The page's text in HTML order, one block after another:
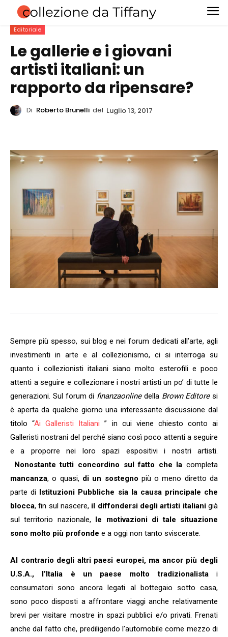
Editoriale
Le gallerie e i giovani
artisti italiani: un
rapporto da ripensare?
Di Roberto Brunelli del Luglio 13, 2017
Sempre più spesso, sui blog e nei forum dedicati all’arte, agli
investimenti in arte e al collezionismo, ci si interroga su
quanto i collezionisti italiani siano molto esterofili e poco
attenti a seguire e collezionare i nostri artisti un po’ di tutte le
generazioni. Sul forum di finanzaonlinedella Brown Editoresi
è aperta da qualche giorno una interessante discussione dal
titolo “Ai Galleristi Italiani” in cui viene chiesto conto ai
Galleristi nostrani del perché siano così poco attenti a seguire
e a proporre nei loro spazi espositivi i nostri artisti.
Nonostante tutti concordino sul fatto che la completa
mancanza, o quasi, di un sostegno più o meno diretto da
parte di Istituzioni Pubbliche sia la causa principale che
blocca, fin sul nascere, il diffondersi degli artisti italianigià
sul territorio nazionale, le motivazioni di tale situazione
sono molto più profonde e a oggi non tanto sviscerate.
Al contrario degli altri paesi europei, ma ancor più degli
U.S.A., l’Italia è un paese molto tradizionalistai
consumatori sono ancora legati al bottegaio sotto casa,
sono poco disposti a affrontare viaggi anche relativamente
brevi per visitare mostre in spazi pubblici e/o privati. Frenati
anche dal fatto che, prediligendo l’automobile come mezzo di